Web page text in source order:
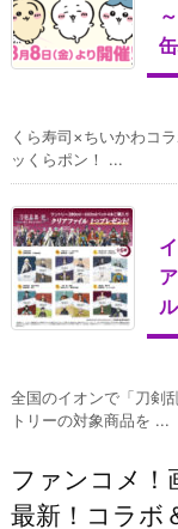
くら寿司×ちいかわコ
ッくらポン！ ...
全国のイオンで「刀剣
トリーの対象商品を ...
ファンコメ！
最新！コラボ